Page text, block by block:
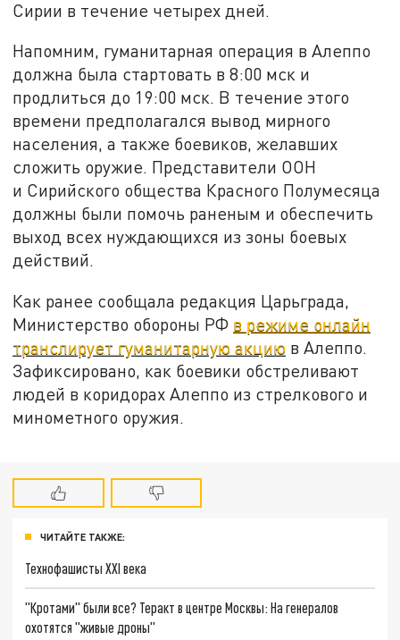
Сирии в течение четырех дней.
Напомним, гуманитарная операция в Алеппо
должна была стартовать в 8:00 мск и
продлиться до 19:00 мск. В течение этого
времени предполагался вывод мирного
населения, а также боевиков, желавших
сложить оружие. Представители ООН
и Сирийского общества Красного Полумесяца
должны были помочь раненым и обеспечить
выход всех нуждающихся из зоны боевых
действий.
Как ранее сообщала редакция Царьграда,
Министерство обороны РФ в режиме онлайн
транслирует гуманитарную акцию в Алеппо.
Зафиксировано, как боевики обстреливают
людей в коридорах Алеппо из стрелкового и
минометного оружия.
ЧИТАЙТЕ ТАКЖЕ:
Технофашисты XXI века
"Кротами" были все? Теракт в центре Москвы: На генералов
охотятся "живые дроны"